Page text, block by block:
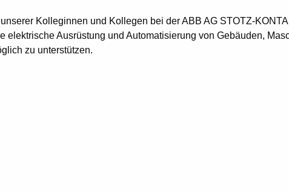
Kolleginnen und Kollegen bei der ABB AG STOTZ-
Ausrüstung und Automatisierung von Gebäuden,
zu unterstützen.